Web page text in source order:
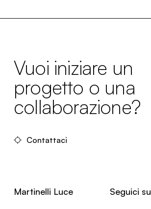
Vuoi iniziare un
progetto o una
collaborazione?
Contattaci
Martinelli Luce Seguici su